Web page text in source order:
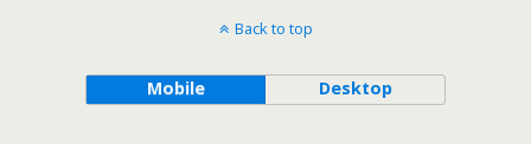
Back to top
Mobile Desktop